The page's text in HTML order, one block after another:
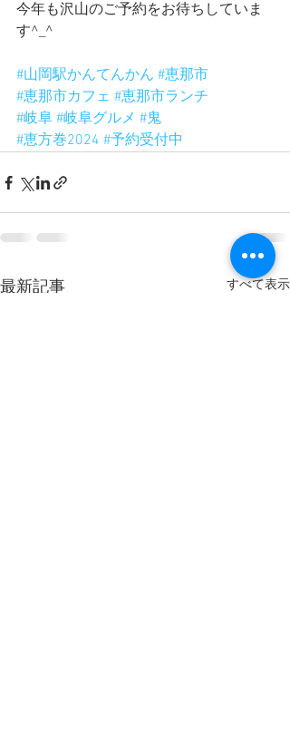
今年も沢山のご予約をお待ちしていま
す^_^
#山岡駅かんてんかん #恵那市
#恵那市カフェ #恵那市ランチ
#岐阜 #岐阜グルメ #鬼
#恵方巻2024 #予約受付中
最新記事 すべて表示